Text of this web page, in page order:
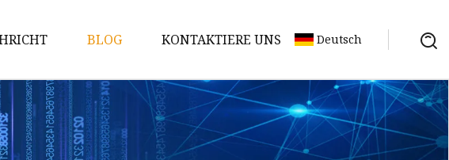
BLOG KONTAKTIERE UNS Deutsch